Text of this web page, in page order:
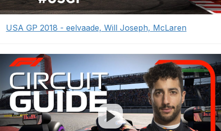
USA GP 2018 - eelvaade, Will Joseph, McLaren